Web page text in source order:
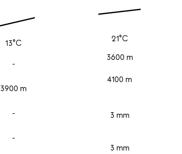
13°C
-
3900 m
-
-
21°C
3600 m
4100 m
3 mm
3 mm